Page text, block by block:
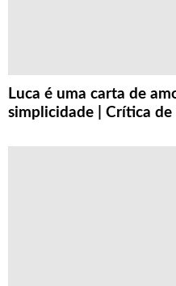
Luca é uma carta de
simplicidade | Crítica de